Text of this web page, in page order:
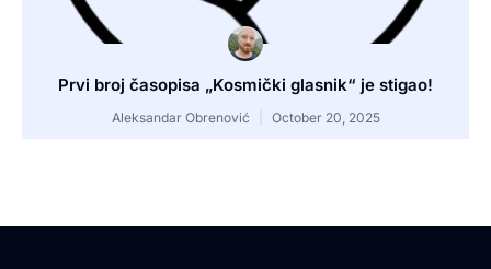
Prvi broj časopisa „Kosmički glasnik“ je stigao!
Aleksandar Obrenović October 20, 2025